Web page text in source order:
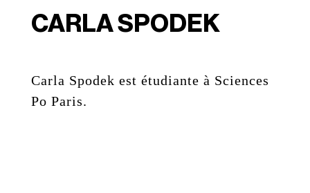
CARLA SPODEK
Carla Spodek est étudiante à Sciences
Po Paris.